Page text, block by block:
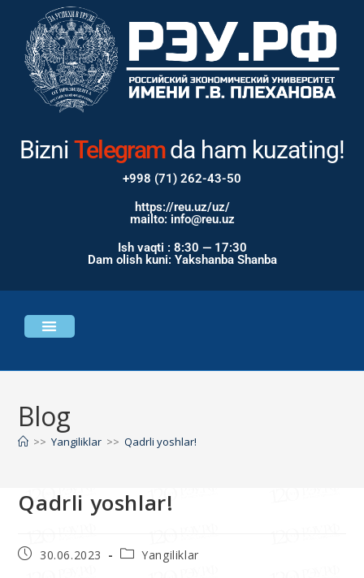
BizniInstagramda ham
kuzating!
+998 (71) 262-43-50
mailto: info@reu.uz
Dam olish kuni: Yakshanba Shanba
Blog